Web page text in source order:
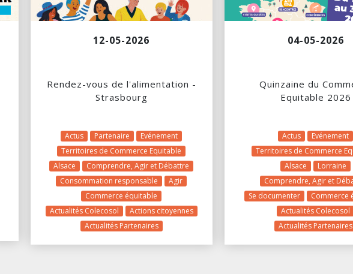
12-05-2026
Rendez-vous de l'alimentation -
Strasbourg
Actus Partenaire
Evénement
Territoires de Commerce Equitable
Alsace
Comprendre, Agir et Débattre
Consommation responsable
Agir
Commerce équitable
Actualités Colecosol
Actions citoyennes
Actualités Partenaires
04-05-2026
Quinzaine du
Equitable 2026
Actus
Evénement
Territoires de Commerce
Alsace
Lorraine
Comprendre, Agir et
Se documenter
Commerce
Actualités Colecosol
Actualités Partenaires